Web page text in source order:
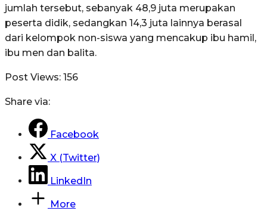
jumlah tersebut, sebanyak 48,9 juta merupakan
peserta didik, sedangkan 14,3 juta lainnya berasal
dari kelompok non-siswa yang mencakup ibu hamil,
ibu men dan balita.
Post Views: 156
Share via:
Facebook
X (Twitter)
LinkedIn
More